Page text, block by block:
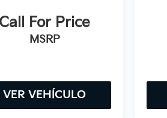
Call For Price
MSRP
VER VEHÍCULO